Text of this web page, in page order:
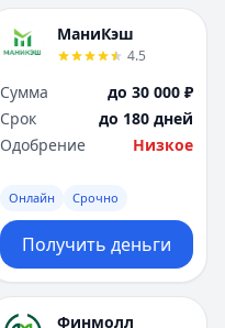
МаниКэш
4.5
Сумма
до 30 000 ₽
Срок
до 180 дней
Одобрение
Низкое
Онлайн Срочно
Получить деньги
Финмолл